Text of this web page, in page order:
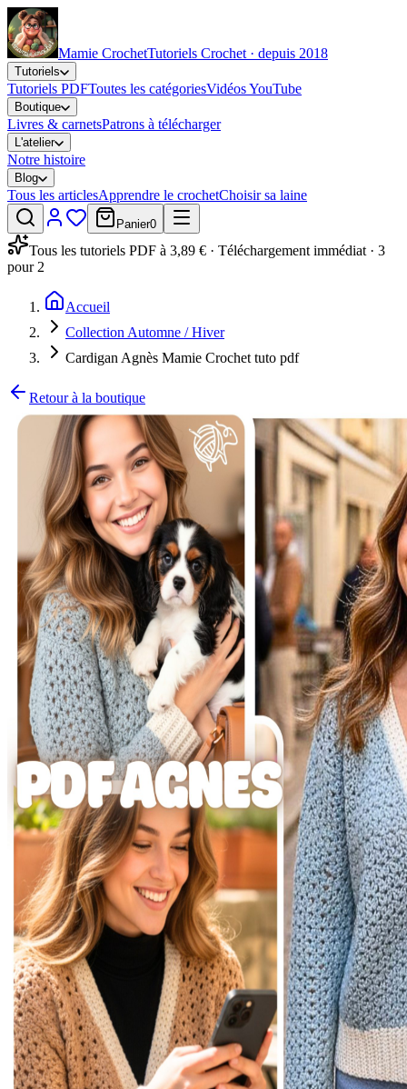
Mamie CrochetTutoriels Crochet · depuis 2018
Tutoriels
Tutoriels PDFToutes les catégoriesVidéos YouTube
Boutique
Livres & carnetsPatrons à télécharger
L'atelier
Notre histoire
Blog
Tous les articlesApprendre le crochetChoisir sa laine
Panier0
Tous les tutoriels PDF à 3,89 € · Téléchargement immédiat · 3
pour 2
Accueil
Collection Automne / Hiver
Cardigan Agnès Mamie Crochet tuto pdf
Retour à la boutique